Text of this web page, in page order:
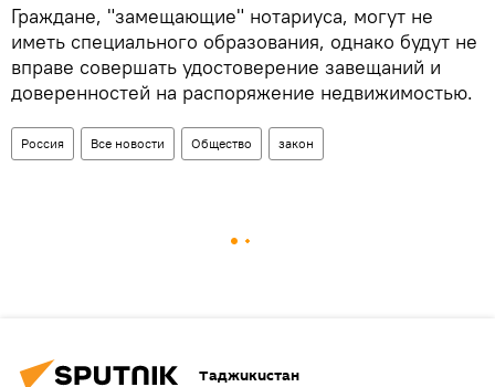
Граждане, "замещающие" нотариуса, могут не
иметь специального образования, однако будут не
вправе совершать удостоверение завещаний и
доверенностей на распоряжение недвижимостью.
Россия Все новости Общество закон
Таджикистан